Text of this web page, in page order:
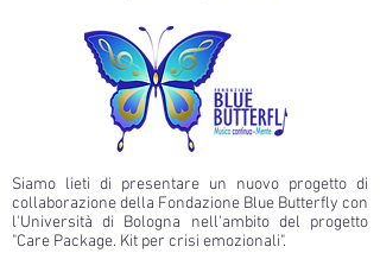
Siamo lieti di presentare un nuovo progetto di
collaborazione della Fondazione Blue Butterfly con
l'Università di Bologna nell'ambito del progetto
"Care Package. Kit per crisi emozionali".